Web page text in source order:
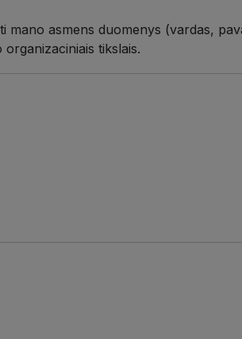
asmens duomenys (vardas,
tikslais.